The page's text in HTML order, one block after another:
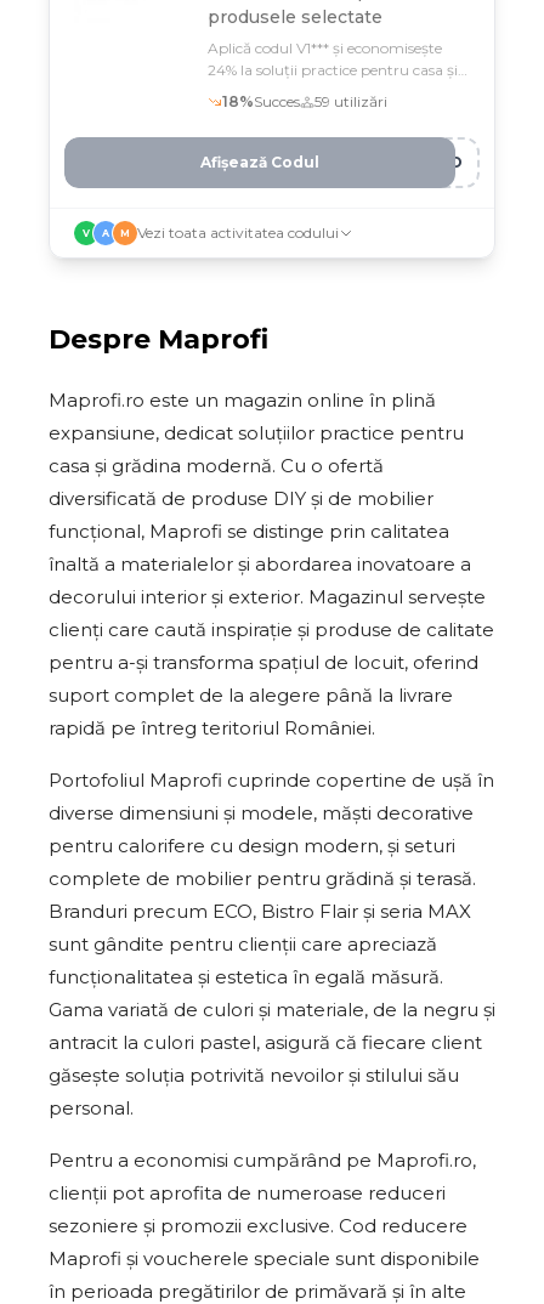
produsele selectate
Aplică codul V1*** și economisește
24% la soluții practice pentru casa și
renovări DIY pe Maprofi
18%Succes 59 utilizări
NKO
Afișează Codul
V A M Vezi toata activitatea codului
Despre Maprofi
Maprofi.ro este un magazin online în plină
expansiune, dedicat soluțiilor practice pentru
casa și grădina modernă. Cu o ofertă
diversificată de produse DIY și de mobilier
funcțional, Maprofi se distinge prin calitatea
înaltă a materialelor și abordarea inovatoare a
decorului interior și exterior. Magazinul servește
clienți care caută inspirație și produse de calitate
pentru a-și transforma spațiul de locuit, oferind
suport complet de la alegere până la livrare
rapidă pe întreg teritoriul României.
Portofoliul Maprofi cuprinde copertine de ușă în
diverse dimensiuni și modele, măști decorative
pentru calorifere cu design modern, și seturi
complete de mobilier pentru grădină și terasă.
Branduri precum ECO, Bistro Flair și seria MAX
sunt gândite pentru clienții care apreciază
funcționalitatea și estetica în egală măsură.
Gama variată de culori și materiale, de la negru și
antracit la culori pastel, asigură că fiecare client
găsește soluția potrivită nevoilor și stilului său
personal.
Pentru a economisi cumpărând pe Maprofi.ro,
clienții pot aprofita de numeroase reduceri
sezoniere și promozii exclusive. Cod reducere
Maprofi și voucherele speciale sunt disponibile
în perioada pregătirilor de primăvară și în alte